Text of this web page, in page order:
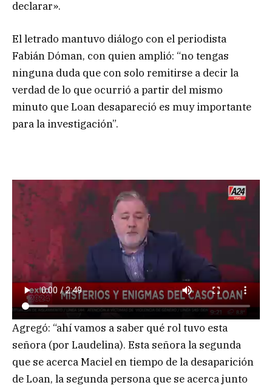
declarar».
El letrado mantuvo diálogo con el periodista
Fabián Dóman, con quien amplió: “no tengas
ninguna duda que con solo remitirse a decir la
verdad de lo que ocurrió a partir del mismo
minuto que Loan desapareció es muy importante
para la investigación”.
Agregó: “ahí vamos a saber qué rol tuvo esta
señora (por Laudelina). Esta señora la segunda
que se acerca Maciel en tiempo de la desaparición
de Loan, la segunda persona que se acerca junto